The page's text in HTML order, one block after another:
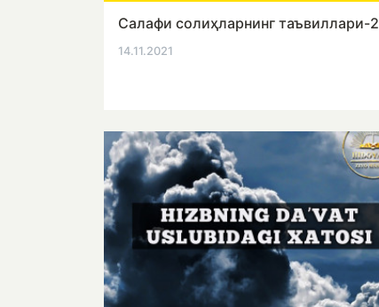
Салафи солиҳларнинг таъвиллари-2
14.11.2021